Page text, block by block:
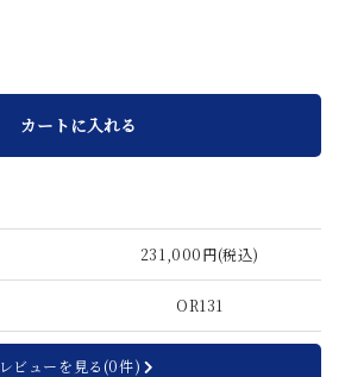
カートに入れる
231,000円(税込)
OR131
レビューを見る(0件)